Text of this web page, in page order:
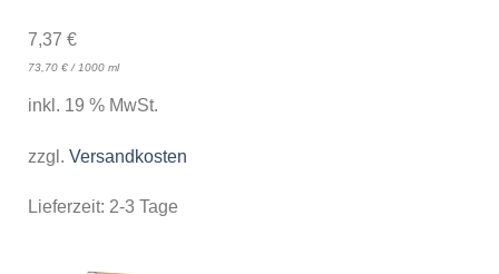
7,37 €
73,70 €/ 1000 ml
inkl. 19 % MwSt.
zzgl. Versandkosten
Lieferzeit: 2-3 Tage